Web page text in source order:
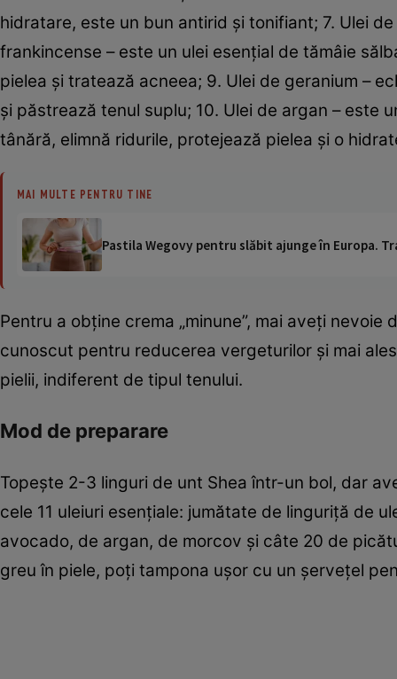
hidratare, este un bun antirid şi tonifiant; 7. Ulei
frankincense – este un ulei esenţial de tămâie
pielea şi tratează acneea; 9. Ulei de geranium –
şi păstrează tenul suplu; 10. Ulei de argan – este
tânără, elimnă ridurile, protejează pielea şi o
MAI MULTE PENTRU TINE
Pastila Wegovy pentru slăbit ajunge în Europa.
Pentru a obţine crema „minune”, mai aveţi
cunoscut pentru reducerea vergeturilor şi mai
pielii, indiferent de tipul tenului.
Mod de preparare
Topeşte 2-3 linguri de unt Shea într-un bol, dar
cele 11 uleiuri esenţiale: jumătate de linguriţă de
avocado, de argan, de morcov şi câte 20 de
greu în piele, poţi tampona uşor cu un şerveţel